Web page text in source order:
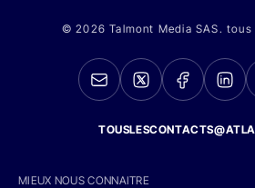
© 2026 Talmont Media SAS.
MIEUX NOUS CONNAITRE